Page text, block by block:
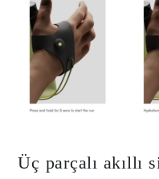
Üç parçalı akıllı